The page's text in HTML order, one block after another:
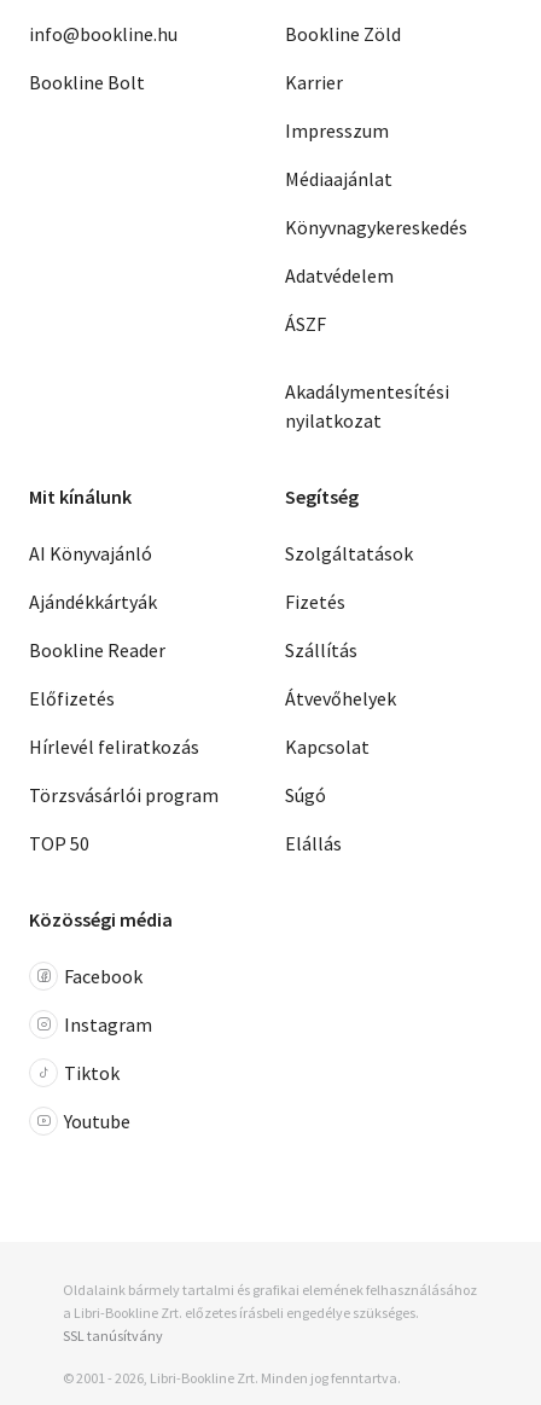
info@bookline.hu
Bookline Bolt
Bookline Zöld
Karrier
Impresszum
Médiaajánlat
Könyvnagykereskedés
Adatvédelem
ÁSZF
Akadálymentesítési
nyilatkozat
Mit kínálunk
AI Könyvajánló
Ajándékkártyák
Bookline Reader
Előfizetés
Hírlevél feliratkozás
Törzsvásárlói program
TOP 50
Segítség
Szolgáltatások
Fizetés
Szállítás
Átvevőhelyek
Kapcsolat
Súgó
Elállás
Közösségi média
Facebook
Instagram
Tiktok
Youtube
Oldalaink bármely tartalmi és grafikai elemének felhasználásához
a Libri-Bookline Zrt. előzetes írásbeli engedélye szükséges.
SSL tanúsítvány
© 2001 - 2026, Libri-Bookline Zrt. Minden jog fenntartva.